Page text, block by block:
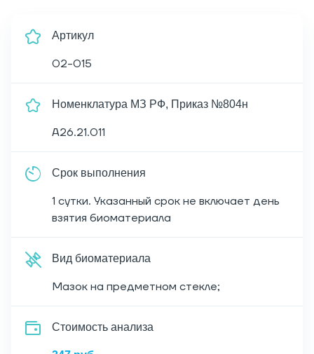
Артикул
02-015
Номенклатура МЗ РФ, Приказ №804н
A26.21.011
Срок выполнения
1 сутки. Указанный срок не включает день
взятия биоматериала
Вид биоматериала
Мазок на предметном стекле;
Cтоимость анализа